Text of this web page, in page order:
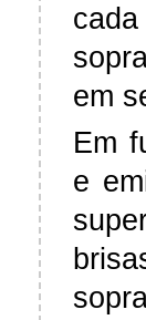
em
Em
e